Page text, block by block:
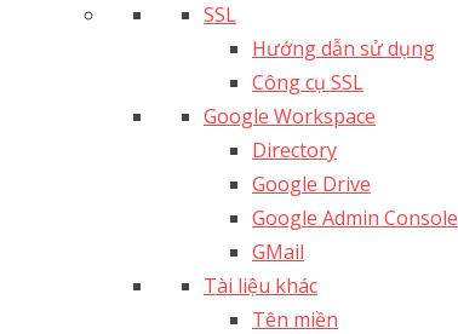
SSL
Hướng dẫn sử dụng
Công cụ SSL
Google Workspace
Directory
Google Drive
Google Admin Console
GMail
Tài liệu khác
Tên miền